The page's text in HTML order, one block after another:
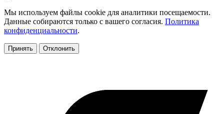
Мы используем файлы cookie для аналитики посещаемости.
Данные собираются только с вашего согласия. Политика
конфиденциальности.
Принять Отклонить